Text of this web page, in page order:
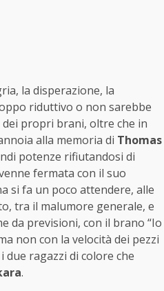
la disperazione, la
riduttivo o non sarebbe
propri brani, oltre che in
alla memoria di Thomas
potenze rifiutandosi di
fermata con il suo
si fa un poco attendere, alle
tra il malumore generale, e
da previsioni, con il brano “Io
non con la velocità dei pezzi
ragazzi di colore che
.